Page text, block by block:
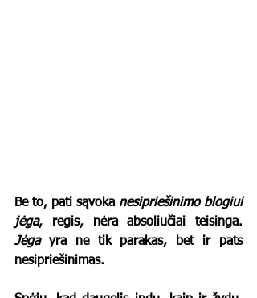
Be to, pati sąvoka nesipriešinimo blogiui
jėga
Jėga yra ne tik parakas, bet ir pats
nesipriešinimas.